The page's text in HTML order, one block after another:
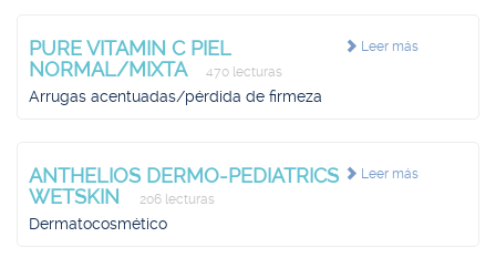
Leer más
PURE VITAMIN C PIEL
NORMAL/MIXTA
470 lecturas
Arrugas acentuadas/pérdida de firmeza
Leer más
ANTHELIOS DERMO-PEDIATRICS
WETSKIN
206 lecturas
Dermatocosmético